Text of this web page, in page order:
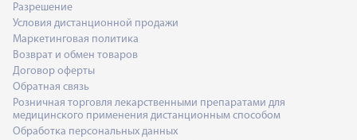
Разрешение
Условия дистанционной продажи
Маркетинговая политика
Возврат и обмен товаров
Договор оферты
Обратная связь
Розничная торговля лекарственными препаратами для
медицинского применения дистанционным способом
Обработка персональных данных